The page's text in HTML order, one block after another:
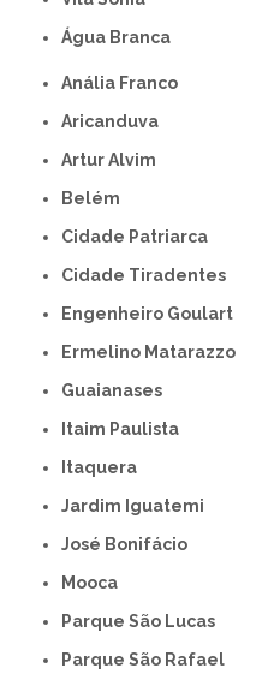
Água Branca
Anália Franco
Aricanduva
Artur Alvim
Belém
Cidade Patriarca
Cidade Tiradentes
Engenheiro Goulart
Ermelino Matarazzo
Guaianases
Itaim Paulista
Itaquera
Jardim Iguatemi
José Bonifácio
Mooca
Parque São Lucas
Parque São Rafael